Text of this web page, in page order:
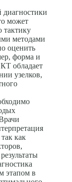
диагностики
может
тактику
методами
оценить
форма и
обладает
узелков,
как
этапом в